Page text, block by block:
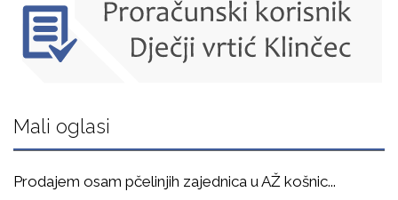
Mali oglasi
Prodajem osam pčelinjih zajednica u AŽ košnic...